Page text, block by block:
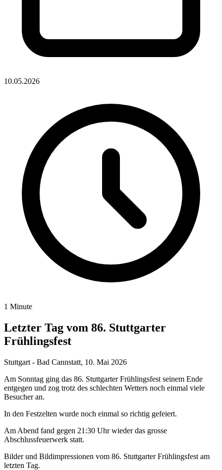
10.05.2026
1 Minute
Letzter Tag vom 86. Stuttgarter
Frühlingsfest
Stuttgart - Bad Cannstatt, 10. Mai 2026
Am Sonntag ging das 86. Stuttgarter Frühlingsfest seinem Ende
entgegen und zog trotz des schlechten Wetters noch einmal viele
Besucher an.
In den Festzelten wurde noch einmal so richtig gefeiert.
Am Abend fand gegen 21:30 Uhr wieder das grosse
Abschlussfeuerwerk statt.
Bilder und Bildimpressionen vom 86. Stuttgarter Frühlingsfest am
letzten Tag.